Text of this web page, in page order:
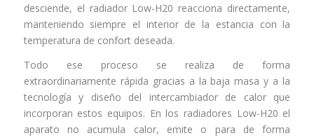
desciende, el radiador Low-H20 reacciona directamente,
manteniendo siempre el interior de la estancia con la
temperatura de confort deseada.
Todo ese proceso se realiza de forma
extraordinariamente rápida gracias a la baja masa y a la
tecnología y diseño del intercambiador de calor que
incorporan estos equipos. En los radiadores Low-H20 el
aparato no acumula calor, emite o para de forma